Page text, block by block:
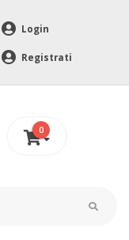
Login
Registrati
0